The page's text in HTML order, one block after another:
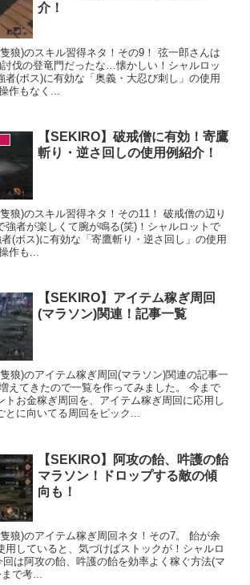
介！
狼)のスキル習得ネタ！その9！ 弦一郎さんは
伐の登竜門だったな…懐かしい！シャルロッ
者(ボス)に有効な「奥義・大忍び刺し」の使用
作もなく...
【SEKIRO】破戒僧に有効！寄鷹
斬り・逆さ回しの使用例紹介！
狼)のスキル習得ネタ！その11！ 破戒僧の辺り
強者が楽しくて腕が鳴る(笑)！シャルロットで
(ボス)に有効な「寄鷹斬り・逆さ回し」の使用
作も...
【SEKIRO】アイテム稼ぎ周回
(マラソン)関連！記事一覧
狼)のアイテム稼ぎ周回(マラソン)関連の記事一
えてきたので一覧を作ってみました。 今まで
トお金稼ぎ周回を、アイテム稼ぎ周回に応用し
とに向いてる周回をピック...
【SEKIRO】阿攻の飴、吽護の飴
マラソン！ドロップする敵の傾
向も！
狼)のアイテム稼ぎ周回ネタ！その7。 飴が余
用していると、気づけばストックが！シャルロ
は阿攻の飴、吽護の飴を効率よく稼ぐ方法(マ
で考...